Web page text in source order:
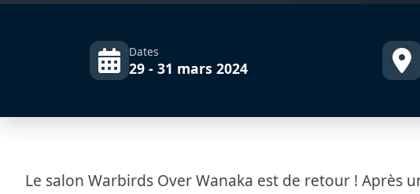
Dates
29 - 31 mars 2024
Le salon Warbirds Over Wanaka est de retour ! Après